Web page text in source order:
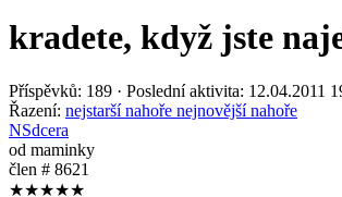
kradete, když jste
Příspěvků: 189 · Poslední aktivita: 12.04.2011
Řazení: nejstarší nahoře nejnovější nahoře
NSdcera
od maminky
člen # 8621
★★★★★